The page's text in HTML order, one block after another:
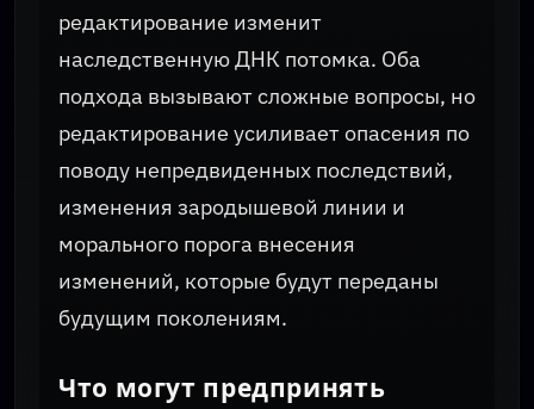
редактирование изменит
наследственную ДНК потомка. Оба
подхода вызывают сложные вопросы, но
редактирование усиливает опасения по
поводу непредвиденных последствий,
изменения зародышевой линии и
морального порога внесения
изменений, которые будут переданы
будущим поколениям.
Что могут предпринять